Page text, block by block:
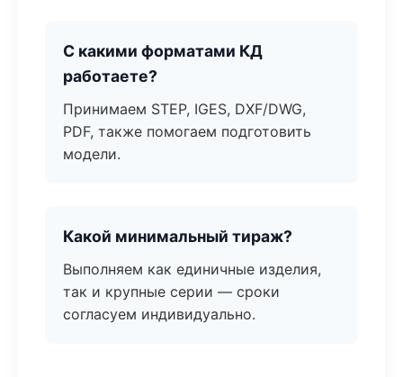
С какими форматами КД
работаете?
Принимаем STEP, IGES, DXF/DWG,
PDF, также помогаем подготовить
модели.
Какой минимальный тираж?
Выполняем как единичные изделия,
так и крупные серии — сроки
согласуем индивидуально.